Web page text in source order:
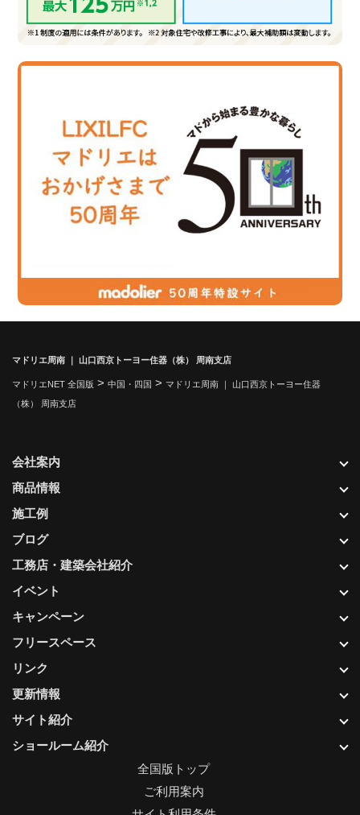
マドリエ周南 ｜ 山口西京トーヨー住器（株） 周南支店
マドリエNET 全国版 > 中国・四国 > マドリエ周南 ｜ 山口西京トーヨー住器
（株） 周南支店
更新情報
サイト紹介
ショールーム紹介
会社案内
商品情報
施工例
ブログ
工務店・建築会社紹介
イベント
キャンペーン
フリースペース
リンク
全国版トップ
ご利用案内